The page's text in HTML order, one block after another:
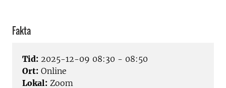
Fakta
Tid: 2025-12-09 08:30 - 08:50
Ort: Online
Lokal: Zoom